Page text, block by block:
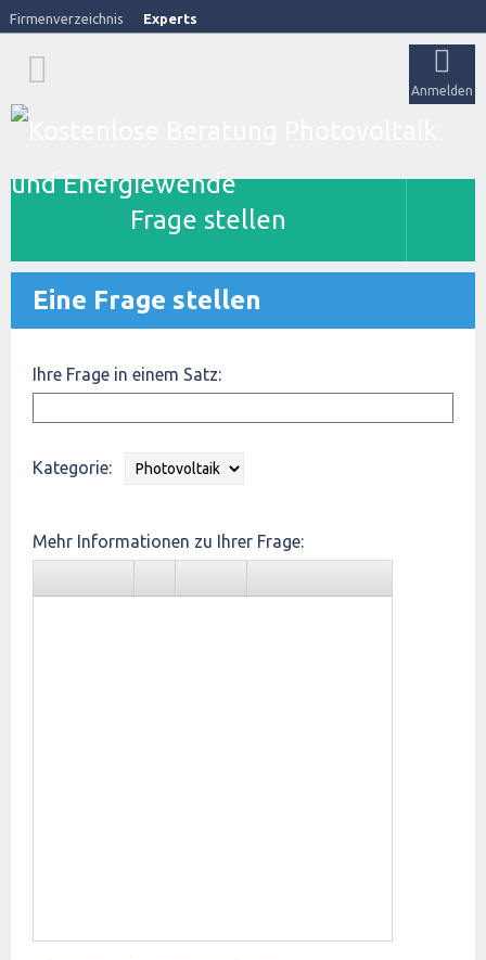
Firmenverzeichnis Experts
Anmelden
Frage stellen
Eine Frage stellen
Ihre Frage in einem Satz:
Kategorie:
Mehr Informationen zu Ihrer Frage: